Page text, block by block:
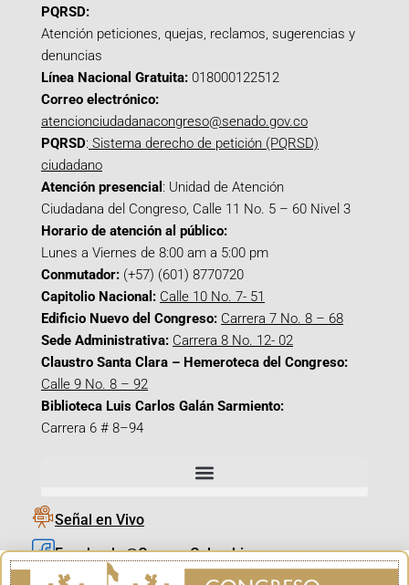
PQRSD:
Atención peticiones, quejas, reclamos, sugerencias y
denuncias
Línea Nacional Gratuita: 018000122512
Correo electrónico:
atencionciudadanacongreso@senado.gov.co
PQRSD: Sistema derecho de petición (PQRSD)
ciudadano
Atención presencial : Unidad de Atención
Ciudadana del Congreso, Calle 11 No. 5 – 60 Nivel 3
Horario de atención al público:
Lunes a Viernes de 8:00 am a 5:00 pm
Conmutador: (+57) (601) 8770720
Capitolio Nacional: Calle 10 No. 7- 51
Edificio Nuevo del Congreso: Carrera 7 No. 8 – 68
Sede Administrativa: Carrera 8 No. 12- 02
Claustro Santa Clara – Hemeroteca del Congreso:
Calle 9 No. 8 – 92
Biblioteca Luis Carlos Galán Sarmiento:
Carrera 6 # 8–94
Señal en Vivo
Facebook_@CamaraColombia